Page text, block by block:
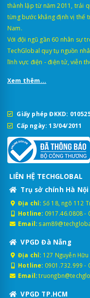
thành lập từ năm 2011, trải
từng bước khẳng định vị thế
Nam.
Với đội ngũ gần 60 nhân sự
TechGlobal quy tụ nguồn
lĩnh vực điện - điện tử, viễn
Xem thêm...
Giấy phép ĐKKD:
Cấp ngày: 13/04/2011
LIÊN HỆ TECHGLOBAL
Trụ sở chính Hà Nội
Địa chỉ: Số 18, ngõ 112
Hotline: 0917.46.0808-
Email:
VPGD Đà Nẵng
Địa chỉ: 127 Nguyễn
Hotline: 0901.732.999 -
Email:
VPGD TP.HCM